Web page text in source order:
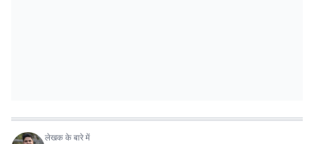
लेखक के बारे में